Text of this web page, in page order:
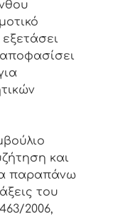
και
παραπάνω
του
2006,